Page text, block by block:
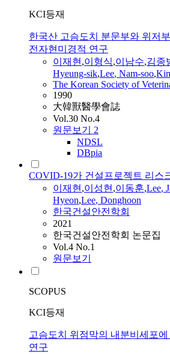
KCI등재
한국산 고슴도치 분문부와 위저
전자현미경적 연구
이재현,이형식,이남수,김종
Hyeung-sik,Lee, Nam-soo,
The Korean Society of
1990
大韓獸醫學會誌
Vol.30 No.4
원문보기 2
NDSL
DBpia
COVID-19가 건설프로젝트 리스
이재현,이성현,이동훈,Lee,
Hyeon,Lee, Donghoon
한국건설안전학회
2021
한국건설안전학회 논문집
Vol.4 No.1
원문보기
SCOPUS
KCI등재
고슴도치 위점막의 내분비세포
연구